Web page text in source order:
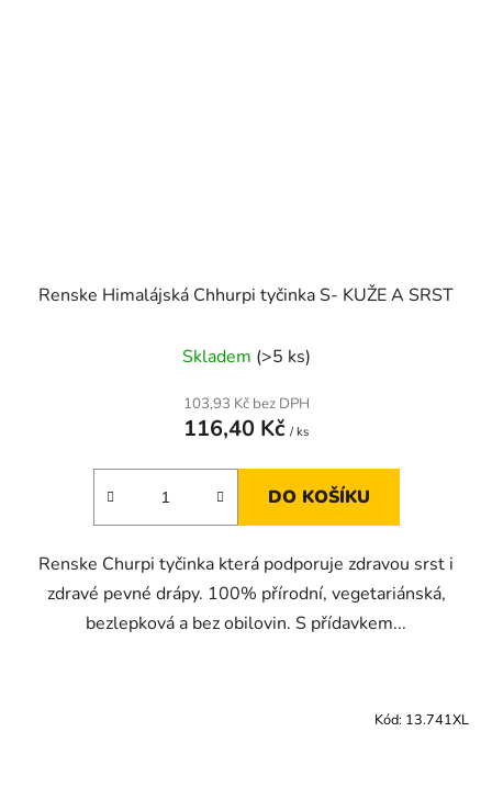
Renske Himalájská Chhurpi tyčinka S- KUŽE A SRST
Skladem (>5 ks)
103,93 Kč bez DPH
116,40 Kč / ks
DO KOŠÍKU
Renske Churpi tyčinka která podporuje zdravou srst i
zdravé pevné drápy. 100% přírodní, vegetariánská,
bezlepková a bez obilovin. S přídavkem...
Kód: 13.741XL